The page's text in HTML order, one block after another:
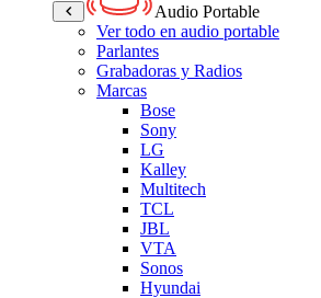
Audio Portable
Ver todo en audio portable
Parlantes
Grabadoras y Radios
Marcas
Bose
Sony
LG
Kalley
Multitech
TCL
JBL
VTA
Sonos
Hyundai